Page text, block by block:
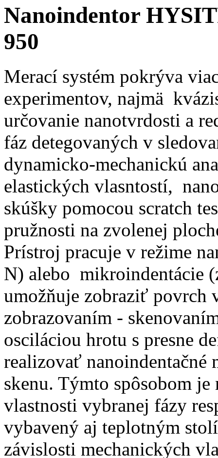
Nanoindentor
950
Merací systém pokrýva
experimentov, najmä
určovanie nanotvrdosti a
fáz detegovaných v
dynamicko-mechanickú
elastických vlasntostí,
skúšky pomocou scratch
pružnosti na zvolenej
Prístroj pracuje v režime
N) alebo mikroindentácie
umožňuje zobraziť povrch
zobrazovaním -
osciláciou hrotu s presne
realizovať nanoindentačné
skenu. Týmto spôsobom
vlastnosti vybranej fázy
vybavený aj teplotným
závislosti mechanických